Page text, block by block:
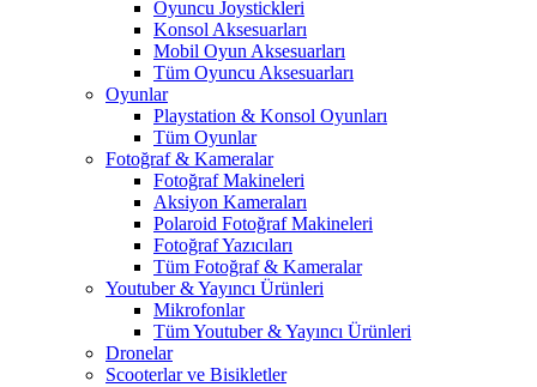
Oyuncu Joystickleri
Konsol Aksesuarları
Mobil Oyun Aksesuarları
Tüm Oyuncu Aksesuarları
Oyunlar
Playstation & Konsol Oyunları
Tüm Oyunlar
Fotoğraf & Kameralar
Fotoğraf Makineleri
Aksiyon Kameraları
Polaroid Fotoğraf Makineleri
Fotoğraf Yazıcıları
Tüm Fotoğraf & Kameralar
Youtuber & Yayıncı Ürünleri
Mikrofonlar
Tüm Youtuber & Yayıncı Ürünleri
Dronelar
Scooterlar ve Bisikletler